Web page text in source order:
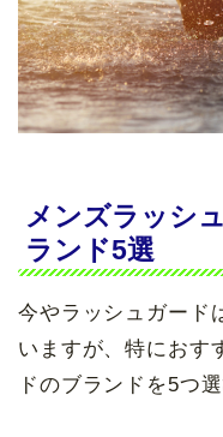
メンズラッシ
ランド5選
今やラッシュガード
いますが、特におす
ドのブランドを5つ